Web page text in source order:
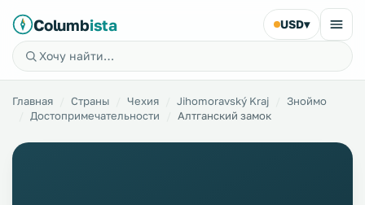
Columbista USD▾
Главная Страны Чехия Jihomoravský Kraj
Зноймо
Достопримечательности
Алтганский замок